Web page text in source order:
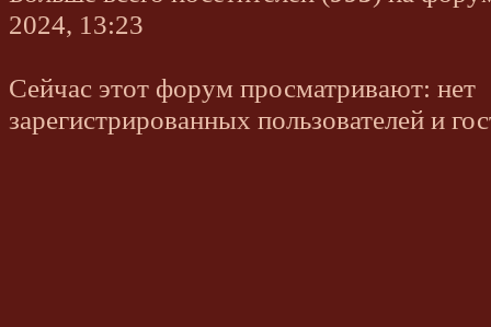
2024, 13:23
Сейчас этот форум просматривают: нет
зарегистрированных пользователей и